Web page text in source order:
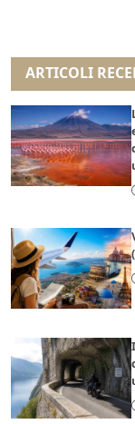
ARTICOLI